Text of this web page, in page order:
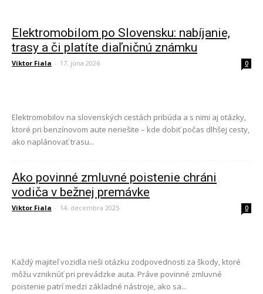
Elektromobilom po Slovensku: nabíjanie,
trasy a či platíte diaľničnú známku
Viktor Fiala - 17. júna 2026 0
Elektromobilov na slovenských cestách pribúda a s nimi aj otázky,
ktoré pri benzínovom aute neriešite – kde dobiť počas dlhšej cesty,
ako naplánovať trasu...
Ako povinné zmluvné poistenie chráni
vodiča v bežnej premávke
Viktor Fiala - 14. decembra 2025 0
Každý majiteľ vozidla rieši otázku zodpovednosti za škody, ktoré
môžu vzniknúť pri prevádzke auta. Práve povinné zmluvné
poistenie patrí medzi základné nástroje, ako sa...